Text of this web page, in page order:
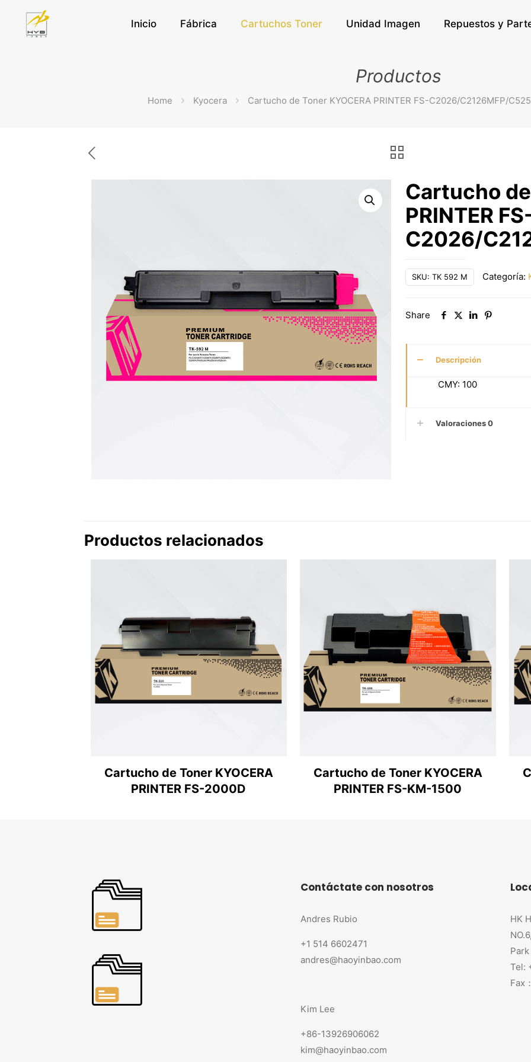
Inicio Fábrica Cartuchos Toner Unidad Imagen Repuestos y
Productos
Home Kyocera Cartucho de Toner KYOCERA PRINTER FS-C2026/C2126MFP/
Cartucho
PRINTER
C2026/
SKU: TK 592 M Categoría:
Share
Descripción
CMY: 100
Valoraciones0
Productos relacionados
Cartucho de Toner KYOCERA
PRINTER FS-2000D
Cartucho de Toner KYOCERA
PRINTER FS-KM-1500
Contáctate con nosotros
Andres Rubio
+1 514 6602471
andres@haoyinbao.com
Kim Lee
+86-13926906062
kim@haoyinbao.com
HK
Tel:
Fax